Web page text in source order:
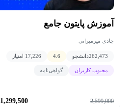
آموزش پایتون جامع
جادی میرمیرانی
262,473دانشجو 4.6 17,226 امتیاز
محبوب کاربران گواهی‌نامه
2,599,000
1,299,500